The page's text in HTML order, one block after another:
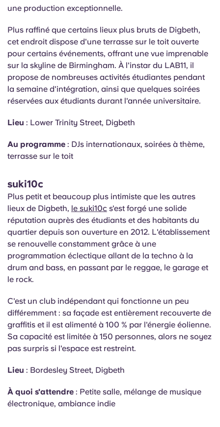
une production exceptionnelle.
Plus raffiné que certains lieux plus bruts de Digbeth,
cet endroit dispose d'une terrasse sur le toit ouverte
pour certains événements, offrant une vue imprenable
sur la skyline de Birmingham. À l'instar du LAB11, il
propose de nombreuses activités étudiantes pendant
la semaine d'intégration, ainsi que quelques soirées
réservées aux étudiants durant l'année universitaire.
Lieu : Lower Trinity Street, Digbeth
Au programme : DJs internationaux, soirées à thème,
terrasse sur le toit
suki10c
Plus petit et beaucoup plus intimiste que les autres
lieux de Digbeth, le suki10c s'est forgé une solide
réputation auprès des étudiants et des habitants du
quartier depuis son ouverture en 2012. L'établissement
se renouvelle constamment grâce à une
programmation éclectique allant de la techno à la
drum and bass, en passant par le reggae, le garage et
le rock.
C'est un club indépendant qui fonctionne un peu
différemment : sa façade est entièrement recouverte de
graffitis et il est alimenté à 100 % par l'énergie éolienne.
Sa capacité est limitée à 150 personnes, alors ne soyez
pas surpris si l'espace est restreint.
Lieu : Bordesley Street, Digbeth
À quoi s'attendre : Petite salle, mélange de musique
électronique, ambiance indie